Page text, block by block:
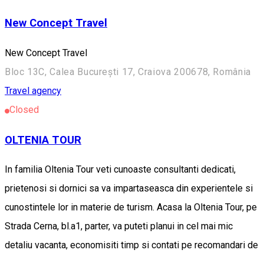
New Concept Travel
New Concept Travel
Bloc 13C, Calea București 17, Craiova 200678, România
Travel agency
Closed
OLTENIA TOUR
In familia Oltenia Tour veti cunoaste consultanti dedicati,
prietenosi si dornici sa va impartaseasca din experientele si
cunostintele lor in materie de turism. Acasa la Oltenia Tour, pe
Strada Cerna, bl.a1, parter, va puteti planui in cel mai mic
detaliu vacanta, economisiti timp si contati pe recomandari de